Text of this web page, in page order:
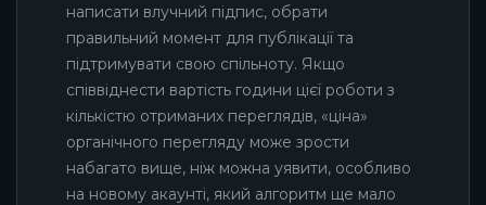
написати влучний підпис, обрати
правильний момент для публікації та
підтримувати свою спільноту. Якщо
співвіднести вартість години цієї роботи з
кількістю отриманих переглядів, «ціна»
органічного перегляду може зрости
набагато вище, ніж можна уявити, особливо
на новому акаунті, який алгоритм ще мало